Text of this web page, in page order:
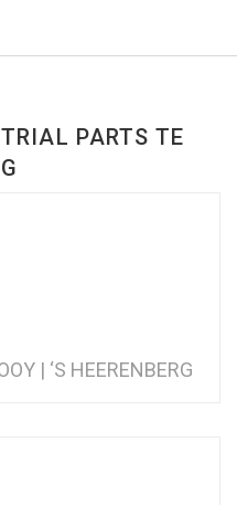
PARTS TE
| ‘S HEERENBERG